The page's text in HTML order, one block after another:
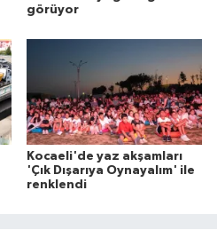
görüyor
Kocaeli'de yaz akşamları
'Çık Dışarıya Oynayalım' ile
renklendi